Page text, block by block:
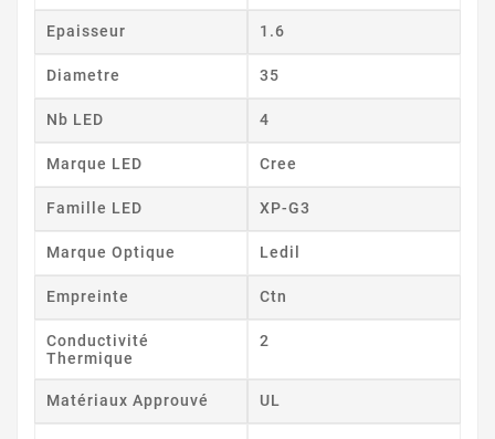
Epaisseur 1.6
Diametre 35
Nb LED 4
Marque LED Cree
Famille LED XP-G3
Marque Optique Ledil
Empreinte Ctn
Conductivité
Thermique
2
Matériaux Approuvé UL